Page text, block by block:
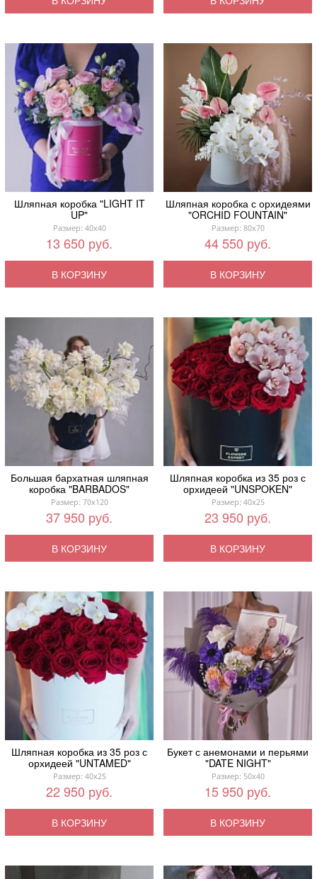
Шляпная коробка "LIGHT IT
UP"
Размер: 40x40
13 650 руб.
В КОРЗИНУ
Шляпная коробка с орхидеями
"ORCHID FOUNTAIN"
Размер: 80x70
44 550 руб.
В КОРЗИНУ
Большая бархатная шляпная
коробка "BARBADOS"
Размер: 70x120
37 950 руб.
В КОРЗИНУ
Шляпная коробка из 35 роз с
орхидеей "UNSPOKEN"
Размер: 40x25
23 950 руб.
В КОРЗИНУ
Шляпная коробка из 35 роз с
орхидеей "UNTAMED"
Размер: 40x25
22 950 руб.
В КОРЗИНУ
Букет с анемонами и перьями
"DATE NIGHT"
Размер: 50x40
15 950 руб.
В КОРЗИНУ